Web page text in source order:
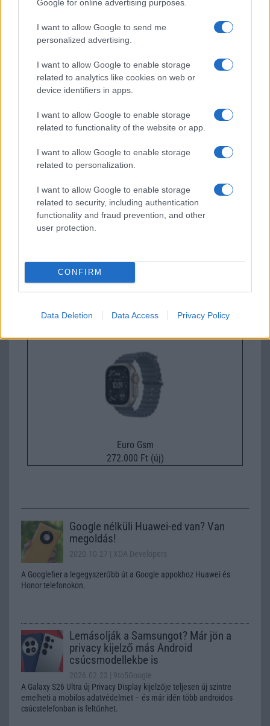
Google for online advertising purposes.
I want to allow Google to send me
personalized advertising.
I want to allow Google to enable storage
related to analytics like cookies on web or
device identifiers in apps.
I want to allow Google to enable storage
related to functionality of the website or app.
I want to allow Google to enable storage
related to personalization.
I want to allow Google to enable storage
related to security, including authentication
functionality and fraud prevention, and other
user protection.
CONFIRM
Data Deletion Data Access Privacy Policy
Apple iPhone 16
Euro Gsm
Samsung Galaxy S25 Ultra
Nelly GSM
Euro Gsm
272.000 Ft (új)
Google nélküli Huawei-ed van? Van
megoldás!
2020.10.27 | XDA Developers
A Googlefier a legegyszerűbb út a Google appokhoz Huawei és
Honor telefonokon.
Lemásolják a Samsungot? Már jön a
privacy kijelző más Android
csúcsmodellekbe is
2026.02.23
| 9to5Google
A Galaxy S26 Ultra új Privacy Display kijelzője teljesen új szintre
emelheti a mobilos adatvédelmet – és már idén több androidos
csúcstelefonban is feltűnhet.